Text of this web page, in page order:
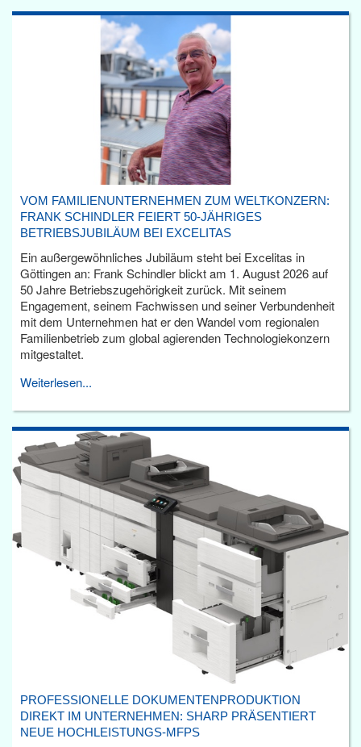
VOM FAMILIENUNTERNEHMEN ZUM WELTKONZERN:
FRANK SCHINDLER FEIERT 50-JÄHRIGES
BETRIEBSJUBILÄUM BEI EXCELITAS
Ein außergewöhnliches Jubiläum steht bei Excelitas in
Göttingen an: Frank Schindler blickt am 1. August 2026 auf
50 Jahre Betriebszugehörigkeit zurück. Mit seinem
Engagement, seinem Fachwissen und seiner Verbundenheit
mit dem Unternehmen hat er den Wandel vom regionalen
Familienbetrieb zum global agierenden Technologiekonzern
mitgestaltet.
Weiterlesen...
PROFESSIONELLE DOKUMENTENPRODUKTION
DIREKT IM UNTERNEHMEN: SHARP PRÄSENTIERT
NEUE HOCHLEISTUNGS-MFPS